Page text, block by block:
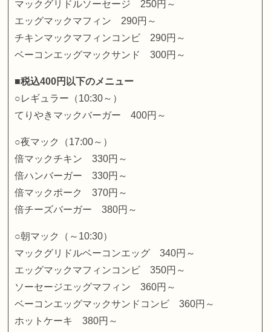
マックグリドルソーセージ 250円～
エッグマックマフィン 290円～
チキンマックマフィンコンビ 290円～
ベーコンエッグマックサンド 300円～
■税込400円以下のメニュー
○レギュラー（10:30～）
てりやきマックバーガー 400円～
○夜マック（17:00～）
倍マックチキン 330円～
倍ハンバーガー 330円～
倍マックポーク 370円～
倍チーズバーガー 380円～
○朝マック（～10:30）
マックグリドルベーコンエッグ 340円～
エッグマックマフィンコンビ 350円～
ソーセージエッグマフィン 360円～
ベーコンエッグマックサンドコンビ 360円～
ホットケーキ 380円～